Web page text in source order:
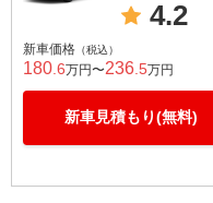
4.2
新車価格 （税込）
180 .6万円〜236 .5万円
新車見積もり(無料)